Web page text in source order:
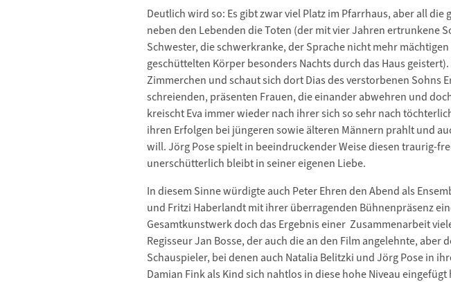
Deutlich wird so: Es gibt zwar viel Platz im Pfarrhaus, aber all
neben den Lebenden die Toten (der mit vier Jahren ertrunkene
Schwester, die schwerkranke, der Sprache nicht mehr
geschüttelten Körper besonders Nachts durch das Haus
Zimmerchen und schaut sich dort Dias des verstorbenen Sohns
schreienden, präsenten Frauen, die einander abwehren und
kreischt Eva immer wieder nach ihrer sich so sehr nach
ihren Erfolgen bei jüngeren sowie älteren Männern prahlt und
will. Jörg Pose spielt in beeindruckender Weise diesen traurig-
unerschütterlich bleibt in seiner eigenen Liebe.
In diesem Sinne würdigte auch Peter Ehren den Abend als
und Fritzi Haberlandt mit ihrer überragenden Bühnenpräsenz
Gesamtkunstwerk doch das Ergebnis einer Zusammenarbeit
Regisseur Jan Bosse, der auch die an den Film angelehnte,
Schauspieler, bei denen auch Natalia Belitzki und Jörg Pose in
Damian Fink als Kind sich nahtlos in diese hohe Niveau